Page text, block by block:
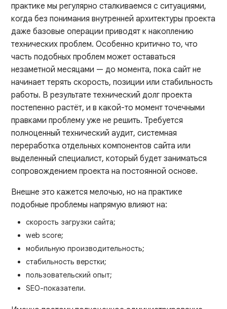
практике мы регулярно сталкиваемся с ситуациями,
когда без понимания внутренней архитектуры проекта
даже базовые операции приводят к накоплению
технических проблем. Особенно критично то, что
часть подобных проблем может оставаться
незаметной месяцами — до момента, пока сайт не
начинает терять скорость, позиции или стабильность
работы. В результате технический долг проекта
постепенно растёт, и в какой-то момент точечными
правками проблему уже не решить. Требуется
полноценный технический аудит, системная
переработка отдельных компонентов сайта или
выделенный специалист, который будет заниматься
сопровождением проекта на постоянной основе.
Внешне это кажется мелочью, но на практике
подобные проблемы напрямую влияют на:
скорость загрузки сайта;
web score;
мобильную производительность;
стабильность верстки;
пользовательский опыт;
SEO-показатели.